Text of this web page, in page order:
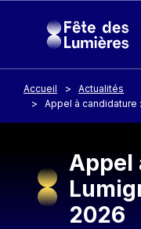
Accueil
Actualités
Appel à
Appel
2026